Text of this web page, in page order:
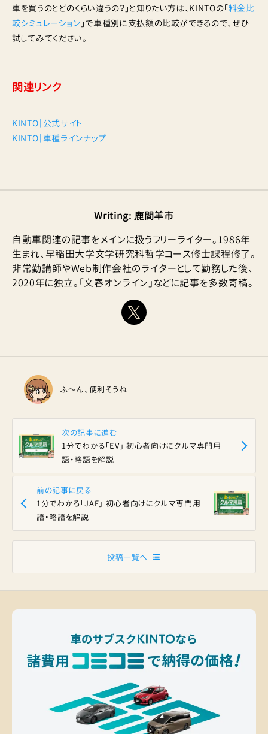
車を買うのとどのくらい違うの？」と知りたい方は、KINTOの「料金比
較シミュレーション 」で車種別に支払額の比較ができるので、ぜひ
試してみてください。
関連リンク
KINTO｜公式サイト
KINTO｜車種ラインナップ
Writing: 鹿間羊市
自動車関連の記事をメインに扱うフリーライター。1986年
生まれ、早稲田大学文学研究科哲学コース修士課程修了。
非常勤講師やWeb制作会社のライターとして勤務した後、
2020年に独立。「文春オンライン」などに記事を多数寄稿。
ふ〜ん、便利そうね
前の記事に戻る
1分でわかる「JAF」 初心者向けにクルマ専門用
語・略語を解説
次の記事に進む
1分でわかる「EV」 初心者向けにクルマ専門用
語・略語を解説
投稿一覧へ